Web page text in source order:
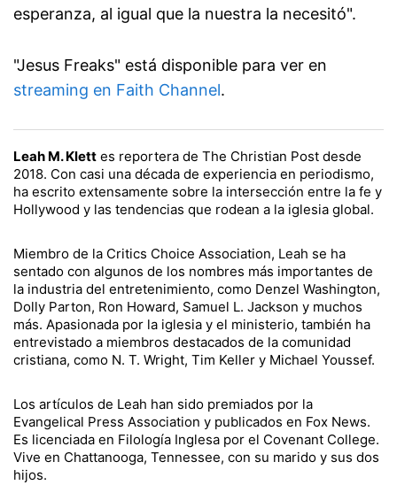
esperanza, al igual que la nuestra la necesitó".
"Jesus Freaks" está disponible para ver en
streaming en Faith Channel.
Leah M. Klett es reportera de The Christian Post desde
2018. Con casi una década de experiencia en periodismo,
ha escrito extensamente sobre la intersección entre la fe y
Hollywood y las tendencias que rodean a la iglesia global.
Miembro de la Critics Choice Association, Leah se ha
sentado con algunos de los nombres más importantes de
la industria del entretenimiento, como Denzel Washington,
Dolly Parton, Ron Howard, Samuel L. Jackson y muchos
más. Apasionada por la iglesia y el ministerio, también ha
entrevistado a miembros destacados de la comunidad
cristiana, como N. T. Wright, Tim Keller y Michael Youssef.
Los artículos de Leah han sido premiados por la
Evangelical Press Association y publicados en Fox News.
Es licenciada en Filología Inglesa por el Covenant College.
Vive en Chattanooga, Tennessee, con su marido y sus dos
hijos.